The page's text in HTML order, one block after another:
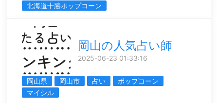
北海道十勝ポップコーン
岡山の人気占い師
2025-06-23 01:33:16
岡山県 岡山市 占い
ポップコーン
マイシル